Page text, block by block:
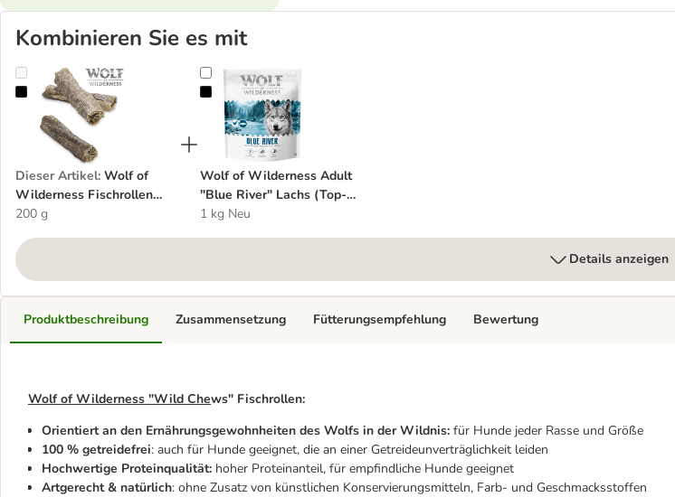
Kombinieren Sie es mit
Wolf of Wilderness Fischrollen "Altlantic Wave"
Dieser Artikel: Wolf of
Wilderness Fischrollen
"Altlantic Wave"
200 g
Wolf of Wilderness Adult "Blue River" Lachs (Top-seller)
Wolf of Wilderness Adult
"Blue River" Lachs (Top-
seller)
1 kg Neu
Details anzeigen
Produktbeschreibung
Wolf of Wilderness "Wild Chews" Fischrollen:
Orientiert an den Ernährungsgewohnheiten des Wolfs in der Wildnis: für Hunde jeder Rasse und Größe
100 % getreidefrei: auch für Hunde geeignet, die an einer Getreideunverträglichkeit leiden
Hochwertige Proteinqualität: hoher Proteinanteil, für empfindliche Hunde geeignet
Artgerecht & natürlich: ohne Zusatz von künstlichen Konservierungsmitteln, Farb- und Geschmacksstoffen
Zusammensetzung Fütterungsempfehlung Bewertung